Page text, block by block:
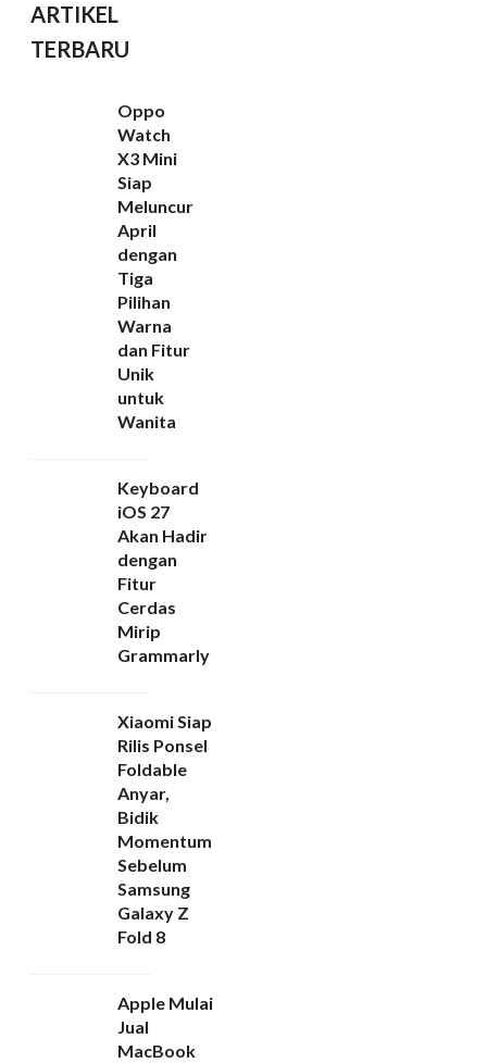
ARTIKEL
TERBARU
Oppo
Watch
X3 Mini
Siap
Meluncur
April
dengan
Tiga
Pilihan
Warna
dan Fitur
Unik
untuk
Wanita
Keyboard
iOS 27
Akan Hadir
dengan
Fitur
Cerdas
Mirip
Grammarly
Xiaomi Siap
Rilis Ponsel
Foldable
Anyar,
Bidik
Momentum
Sebelum
Samsung
Galaxy Z
Fold 8
Apple Mulai
Jual
MacBook